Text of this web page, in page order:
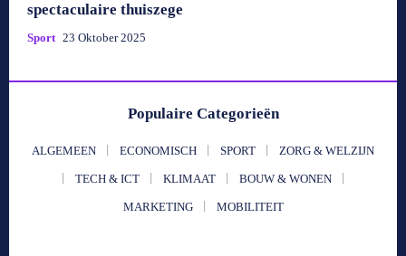
spectaculaire thuiszege
Sport 23 Oktober 2025
Populaire Categorieën
ALGEMEEN ECONOMISCH SPORT ZORG & WELZIJN
TECH & ICT KLIMAAT BOUW & WONEN
MARKETING MOBILITEIT